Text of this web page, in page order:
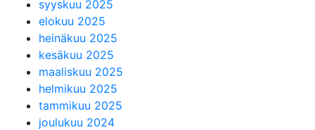
syyskuu 2025
elokuu 2025
heinäkuu 2025
kesäkuu 2025
maaliskuu 2025
helmikuu 2025
tammikuu 2025
joulukuu 2024